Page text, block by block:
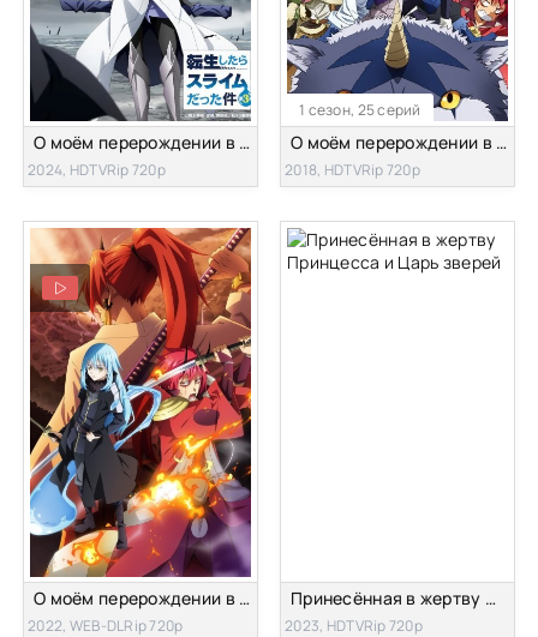
О моём перерождении в слизь [ТВ-3]
2024, HDTVRip 720p
1 сезон, 25 серий
О моём перерождении в слизь
2018, HDTVRip 720p
О моём перерождении в слизь (фильм)
2022, WEB-DLRip 720p
Принесённая в жертву Принцесса и Царь зверей
2023, HDTVRip 720p